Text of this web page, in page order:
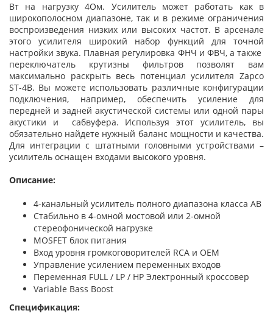
Вт на нагрузку 4Ом. Усилитель может работать как в
широкополосном диапазоне, так и в режиме ограничения
воспроизведения низких или высоких частот. В арсенале
этого усилителя широкий набор функций для точной
настройки звука. Плавная регулировка ФНЧ и ФВЧ, а также
переключатель крутизны фильтров позволят вам
максимально раскрыть весь потенциал усилителя Zapco
ST-4B. Вы можете использовать различные конфигурации
подключения, например, обеспечить усиление для
передней и задней акустической системы или одной пары
акустики и сабвуфера. Используя этот усилитель, вы
обязательно найдете нужный баланс мощности и качества.
Для интеграции с штатными головными устройствами –
усилитель оснащен входами высокого уровня.
Описание:
4-канальный усилитель полного диапазона класса AB
Стабильно в 4-омной мостовой или 2-омной
стереофонической нагрузке
MOSFET блок питания
Вход уровня громкоговорителей RCA и OEM
Управление усилением переменных входов
Переменная FULL / LP / HP Электронный кроссовер
Variable Bass Boost
Спецификация: